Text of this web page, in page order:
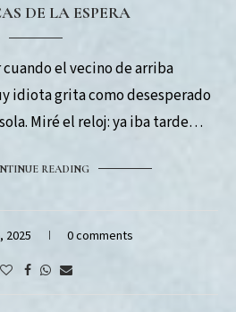
DE LA ESPERA
el vecino de arriba
idiota grita como desesperado
Miré el reloj: ya iba tarde
READING
2025 0 comments